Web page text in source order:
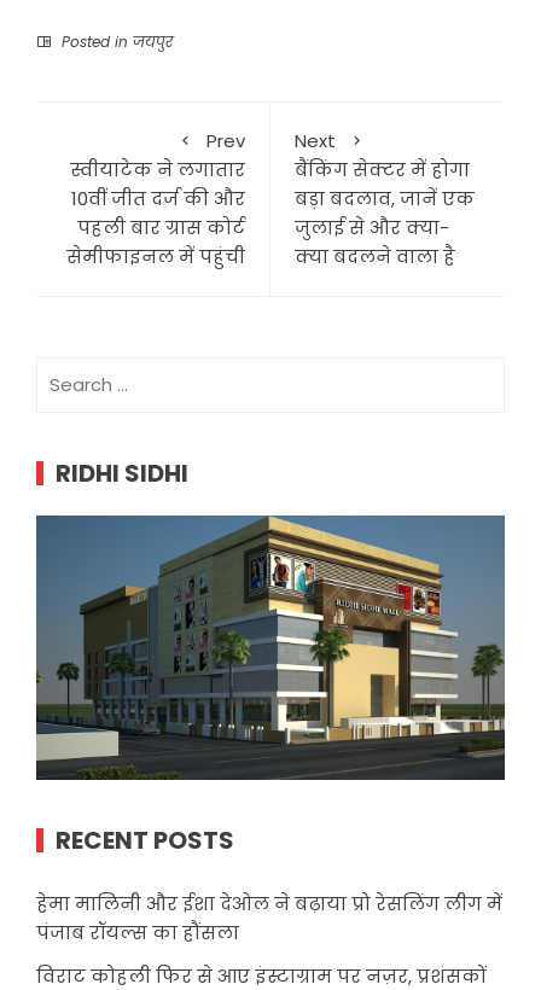
Posted in जयपुर
Prev
स्वीयाटेक ने लगातार
10वीं जीत दर्ज की और
पहली बार ग्रास कोर्ट
सेमीफाइनल में पहुंची
Next
बैंकिंग सेक्टर में होगा
बड़ा बदलाव, जानें एक
जुलाई से और क्या-
क्या बदलने वाला है
for:
RIDHI SIDHI
RECENT POSTS
हेमा मालिनी और ईशा देओल ने बढ़ाया प्रो रेसलिंग लीग में
पंजाब रॉयल्स का हौंसला
विराट कोहली फिर से आए इंस्टाग्राम पर नज़र, प्रशंसकों